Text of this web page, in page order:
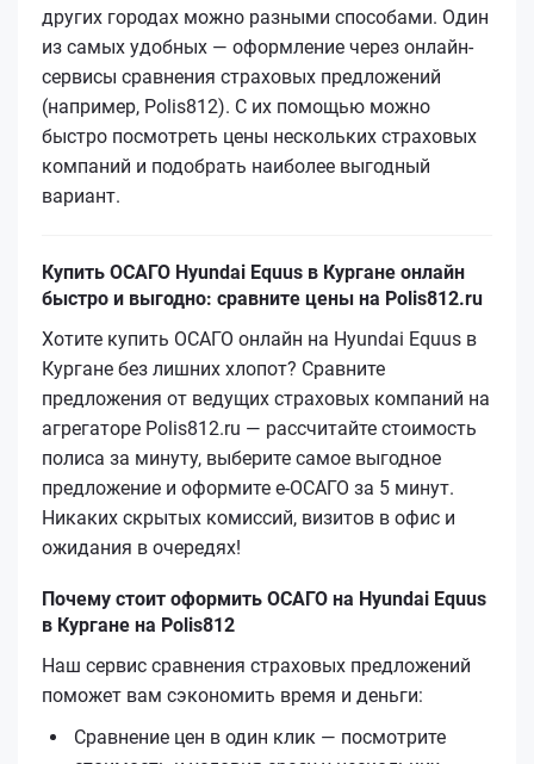
других городах можно разными способами. Один
из самых удобных — оформление через онлайн-
сервисы сравнения страховых предложений
(например, Polis812). С их помощью можно
быстро посмотреть цены нескольких страховых
компаний и подобрать наиболее выгодный
вариант.
Купить ОСАГО Hyundai Equus в Кургане онлайн
быстро и выгодно: сравните цены на Polis812.ru
Хотите купить ОСАГО онлайн на Hyundai Equus в
Кургане без лишних хлопот? Сравните
предложения от ведущих страховых компаний на
агрегаторе Polis812.ru — рассчитайте стоимость
полиса за минуту, выберите самое выгодное
предложение и оформите е‑ОСАГО за 5 минут.
Никаких скрытых комиссий, визитов в офис и
ожидания в очередях!
Почему стоит оформить ОСАГО на Hyundai Equus
в Кургане на Polis812
Наш сервис сравнения страховых предложений
поможет вам сэкономить время и деньги:
Сравнение цен в один клик — посмотрите